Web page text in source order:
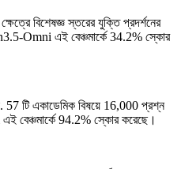
ক্ষেত্রে বিশেষজ্ঞ স্তরের যুক্তি প্রদর্শনের
Omni এই বেঞ্চমার্কে 34.2% স্কোর
. 57 টি একাডেমিক বিষয়ে 16,000 প্রশ্ন
বেঞ্চমার্কে 94.2% স্কোর করেছে।